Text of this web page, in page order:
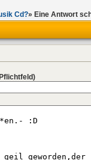
Cd?» Eine Antwort